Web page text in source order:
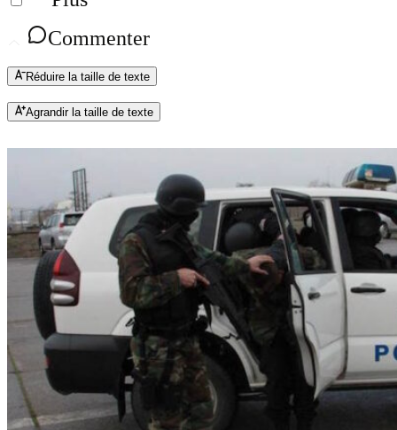
Commenter
Réduire la taille de texte
Agrandir la taille de texte